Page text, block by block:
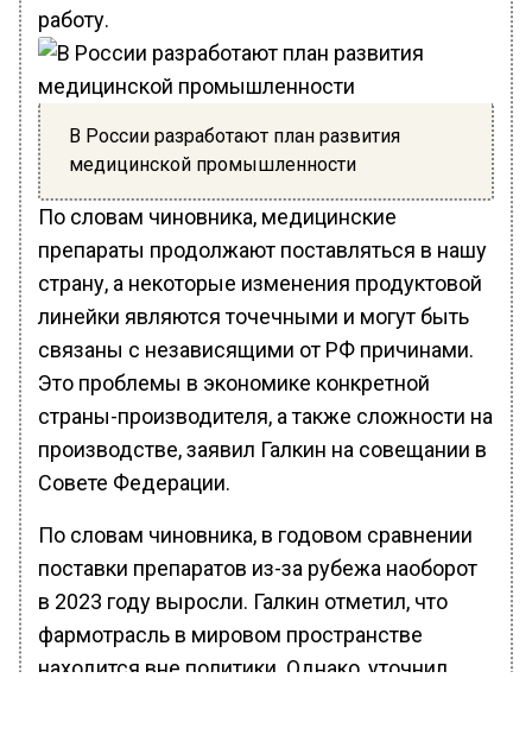
работу.
В России разработают план развития
медицинской промышленности
По словам чиновника, медицинские
препараты продолжают поставляться в нашу
страну, а некоторые изменения продуктовой
линейки являются точечными и могут быть
связаны с независящими от РФ причинами.
Это проблемы в экономике конкретной
страны-производителя, а также сложности на
производстве, заявил Галкин на совещании в
Совете Федерации.
По словам чиновника, в годовом сравнении
поставки препаратов из-за рубежа наоборот
в 2023 году выросли. Галкин отметил, что
фармотрасль в мировом пространстве
находится вне политики. Однако, уточнил